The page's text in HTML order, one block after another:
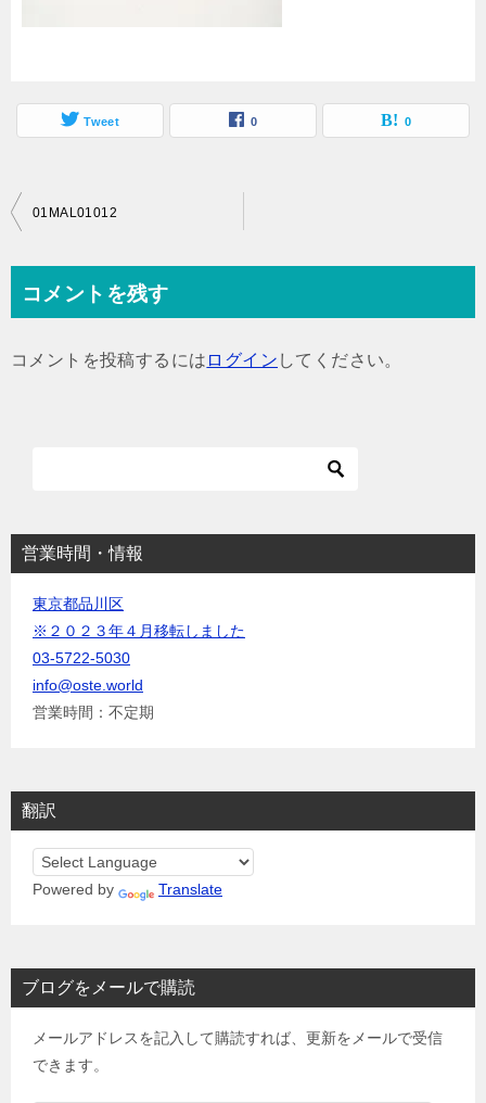
Tweet 0 0
投
ビ
01MAL01012
コメントを残す
コメントを投稿するには ログイン してください。
営業時間・情報
東京都品川区
※２０２３年４月移転しました
03-5722-5030
info@oste.world
営業時間：不定期
翻訳
Powered by Translate
ブログをメールで購読
メールアドレスを記入して購読すれば、更新をメールで受信
できます。